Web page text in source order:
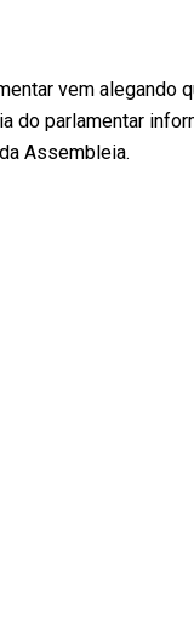
vem alegando
do parlamentar
Assembleia.